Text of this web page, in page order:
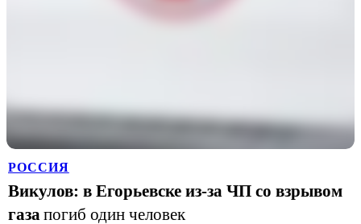
РОССИЯ
Викулов: в Егорьевске из-за ЧП со взрывом
газа погиб один человек